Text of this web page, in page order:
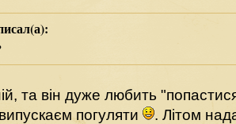
та він дуже любить
погуляти
. Літом